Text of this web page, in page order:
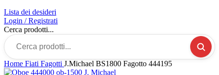
Lista dei desideri
Login / Registrati
Cerca prodotti...
Home Fiati Fagotti J.Michael BS1800 Fagotto 444195